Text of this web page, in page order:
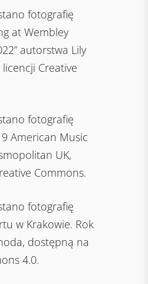
fotografię
at Wembley
autorstwa Lily
Creative
fotografię
American Music
UK,
Commons.
fotografię
w Krakowie. Rok
dostępną na
4.0.